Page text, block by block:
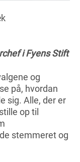
i Fyens Stift
og
på, hvordan
sig. Alle, der er
op til
stemmeret og